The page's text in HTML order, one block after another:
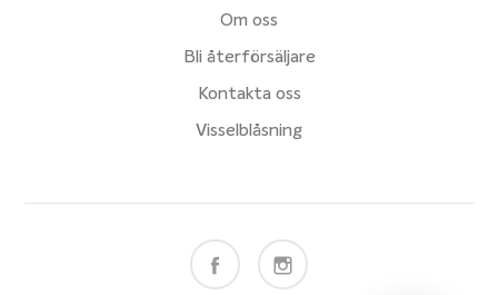
Om oss
Bli återförsäljare
Kontakta oss
Visselblåsning